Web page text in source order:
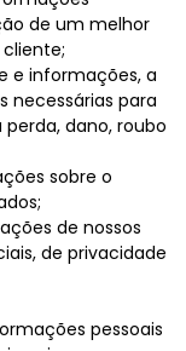
de um melhor
e informações, a
necessárias para
dano, roubo
sobre o
de nossos
de privacidade
pessoais